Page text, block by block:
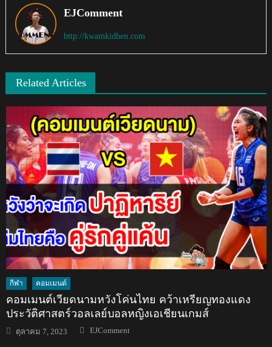
EJComment
http://kwamkidhen.com
Related Articles
กีฬา คอมเมนต์
คอมเมนต์เวียดนามหวังโค่นไทย คว้าเหรียญทองแดง
ประวัติศาสตร์วอลเลย์บอลหญิงเอเชียนเกมส์
Posted
on
ตุลาคม 7, 2023 Author
EJComment